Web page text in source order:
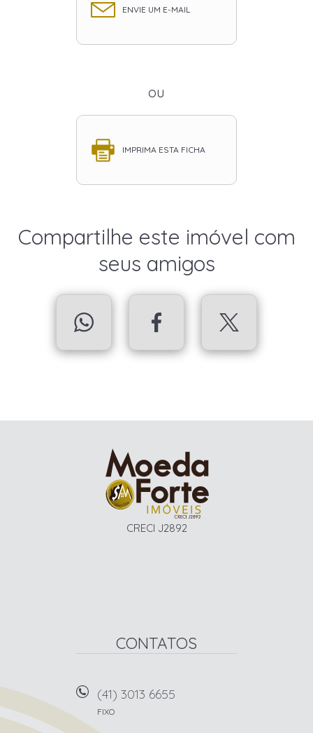
ENVIE UM E-MAIL
ou
IMPRIMA ESTA FICHA
Compartilhe este imóvel com
seus amigos
CRECI J2892
CONTATOS
(41) 3013 6655
FIXO